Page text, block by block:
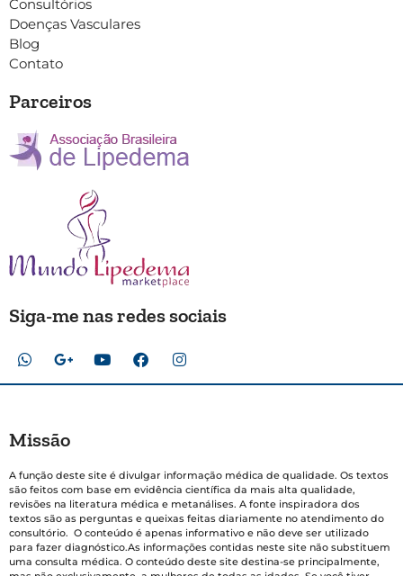
Consultórios
Doenças Vasculares
Blog
Contato
Parceiros
Siga-me nas redes sociais
Missão
A função deste site é divulgar informação médica de qualidade. Os textos
são feitos com base em evidência científica da mais alta qualidade,
revisões na literatura médica e metanálises. A fonte inspiradora dos
textos são as perguntas e queixas feitas diariamente no atendimento do
consultório. O conteúdo é apenas informativo e não deve ser utilizado
para fazer diagnóstico.As informações contidas neste site não substituem
uma consulta médica. O conteúdo deste site destina-se principalmente,